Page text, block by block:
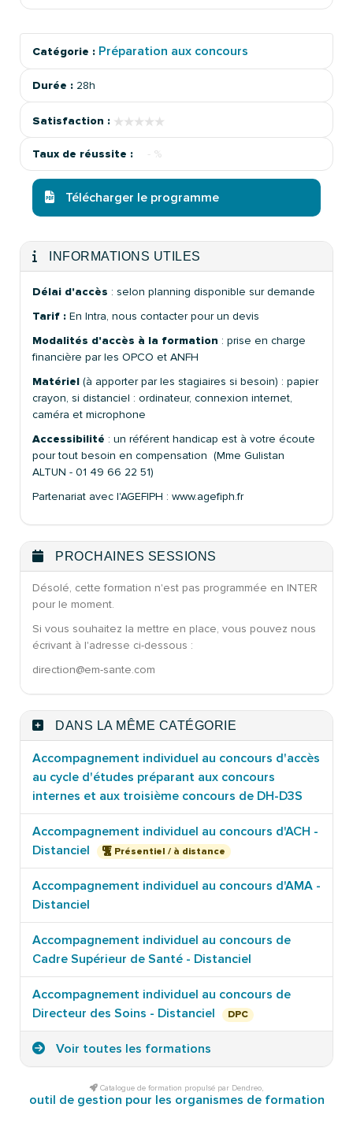
Catégorie : Préparation aux concours
Durée : 28h
Satisfaction : ★★★★★
★★★★★
Taux de réussite : - %
Télécharger le programme
INFORMATIONS UTILES
Délai d'accès : selon planning disponible sur demande
Tarif : En Intra, nous contacter pour un devis
Modalités d'accès à la formation : prise en charge
financière par les OPCO et ANFH
Matériel (à apporter par les stagiaires si besoin) : papier
crayon, si distanciel : ordinateur, connexion internet,
caméra et microphone
Accessibilité : un référent handicap est à votre écoute
pour tout besoin en compensation (Mme Gulistan
ALTUN - 01 49 66 22 51)
Partenariat avec l'AGEFIPH : www.agefiph.fr
PROCHAINES SESSIONS
Désolé, cette formation n'est pas programmée en INTER
pour le moment.
Si vous souhaitez la mettre en place, vous pouvez nous
écrivant à l'adresse ci-dessous :
direction@em-sante.com
DANS LA MÊME CATÉGORIE
Accompagnement individuel au concours d'accès
au cycle d'études préparant aux concours
internes et aux troisième concours de DH-D3S
Accompagnement individuel au concours d'ACH -
Distanciel
Présentiel / à distance
Accompagnement individuel au concours d'AMA -
Distanciel
Accompagnement individuel au concours de
Cadre Supérieur de Santé - Distanciel
Accompagnement individuel au concours de
Directeur des Soins - Distanciel
DPC
Voir toutes les formations
Catalogue de formation propulsé par Dendreo,
outil de gestion pour les organismes de formation